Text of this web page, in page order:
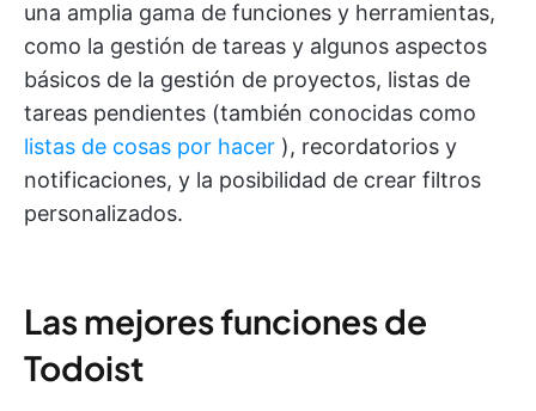
una amplia gama de funciones y herramientas,
como la gestión de tareas y algunos aspectos
básicos de la gestión de proyectos, listas de
tareas pendientes (también conocidas como
listas de cosas por hacer ), recordatorios y
notificaciones, y la posibilidad de crear filtros
personalizados.
Las mejores funciones de
Todoist